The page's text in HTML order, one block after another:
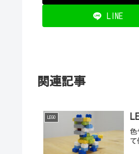
LINE
関連記事
LEGO
色
て